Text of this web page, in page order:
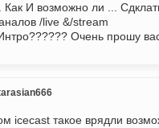
И возможно ли ...
/live &/stream
Очень прошу
icecast такое врядли